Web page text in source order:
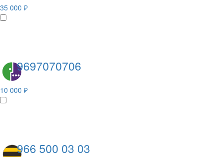
35 000 ₽
9697070706
10 000 ₽
966 500 03 03